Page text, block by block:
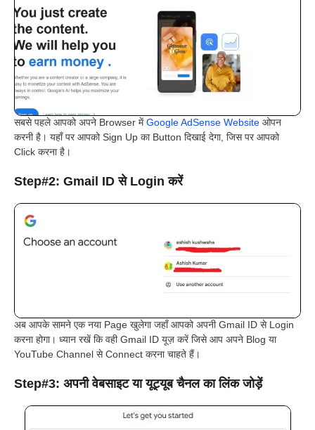
सबसे पहले आपको अपने Browser मेंGoogle AdSense Website ओपन
करनी है। यहाँ पर आपको Sign Up का Button दिखाई देगा, जिस पर आपको
Click करना है।
Step#2: Gmail ID से Login करें
अब आपके सामने एक नया Page खुलेगा जहाँ आपको अपनी Gmail ID से Login
करना होगा। ध्यान रखें कि वही Gmail ID यूज़ करें जिसे आप अपने Blog या
YouTube Channel से Connect करना चाहते हैं।
Step#3: अपनी वेबसाइट या यूट्यूब चैनल का लिंक जोड़ें